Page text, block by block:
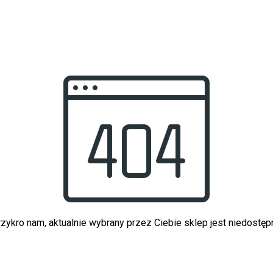
nam, aktualnie wybrany przez Ciebie sklep jest